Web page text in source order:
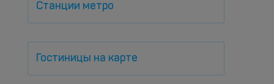
Станции метро
Гостиницы на карте